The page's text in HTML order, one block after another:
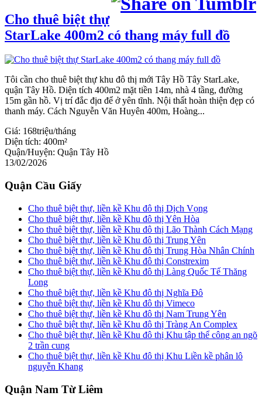
Cho thuê biệt thự
StarLake 400m2 có thang máy full đồ
Tôi cần cho thuê biệt thự khu đô thị mới Tây Hồ Tây StarLake,
quận Tây Hồ. Diện tích 400m2 mặt tiền 14m, nhà 4 tầng, đường
15m gần hồ. Vị trí đắc địɑ để ở yên tĩnh. Nội thất hoàn thiện đẹp có
thanh máy. Ϲách Nguyễn Văn Huyên 400m, Hoàng...
Giá: 168triệu/tháng
Diện tích: 400m²
Quận/Huyện: Quận Tây Hồ
13/02/2026
Quận Cầu Giấy
Cho thuê biệt thự, liền kề Khu đô thị Dịch Vọng
Cho thuê biệt thự, liền kề Khu đô thị Yên Hòa
Cho thuê biệt thự, liền kề Khu đô thị Lão Thành Cách Mạng
Cho thuê biệt thự, liền kề Khu đô thị Trung Yên
Cho thuê biệt thự, liền kề Khu đô thị Trung Hòa Nhân Chính
Cho thuê biệt thự, liền kề Khu đô thị Constrexim
Cho thuê biệt thự, liền kề Khu đô thị Làng Quốc Tế Thăng
Long
Cho thuê biệt thự, liền kề Khu đô thị Nghĩa Đô
Cho thuê biệt thự, liền kề Khu đô thị Vimeco
Cho thuê biệt thự, liền kề Khu đô thị Nam Trung Yên
Cho thuê biệt thự, liền kề Khu đô thị Tràng An Complex
Cho thuê biệt thự, liền kề Khu đô thị Khu tập thể công an ngõ
2 trần cung
Cho thuê biệt thự, liền kề Khu đô thị Khu Liền kề phân lô
nguyễn Khang
Quận Nam Từ Liêm